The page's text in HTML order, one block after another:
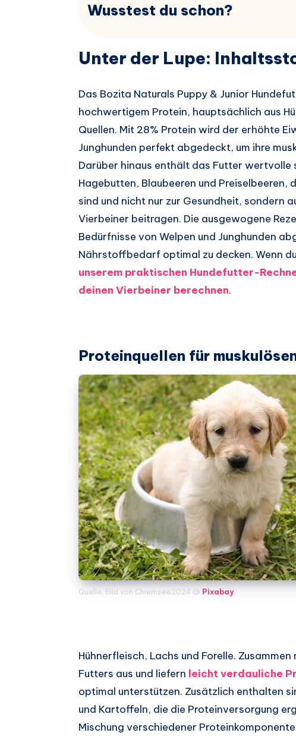
Wusstest du schon?
Unter der Lupe:
Das Bozita Naturals Puppy & Junior
hochwertigem Protein, hauptsächlich aus
Quellen. Mit 28% Protein wird der erhöhte
Junghunden perfekt abgedeckt, um ihre
Darüber hinaus enthält das Futter wertvolle
Hagebutten, Blaubeeren und
sind und nicht nur zur Gesundheit, sondern
Vierbeiner beitragen. Die ausgewogene
Bedürfnisse von Welpen und Junghunden
Nährstoffbedarf optimal zu decken. Wenn
unserem praktischen Hundefutter-
deinen Vierbeiner berechnen.
Proteinquellen für
Quelle: Bild von Chiemsee2024 @ Pixabay
Hühnerfleisch, Lachs und Forelle.
Futters aus und liefern leicht verdauliche
optimal unterstützen. Zusätzlich enthalten
und Kartoffeln, die die Proteinversorgung
Mischung verschiedener